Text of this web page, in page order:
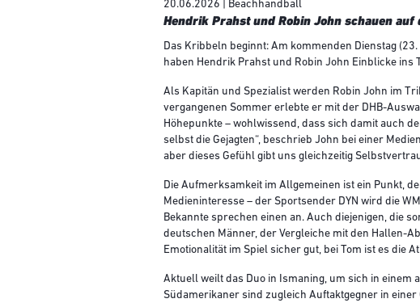
20.06.2026 | Beachhandball
Hendrik Prahst und Robin John schauen auf
Das Kribbeln beginnt: Am kommenden Dienstag
haben Hendrik Prahst und Robin John Einblicke
Als Kapitän und Spezialist werden Robin John im
vergangenen Sommer erlebte er mit der DHB-
Höhepunkte – wohlwissend, dass sich damit auch
selbst die Gejagten“, beschrieb John bei einer
aber dieses Gefühl gibt uns gleichzeitig
Die Aufmerksamkeit im Allgemeinen ist ein Punkt,
Medieninteresse – der Sportsender DYN wird die
Bekannte sprechen einen an. Auch diejenigen, die
deutschen Männer, der Vergleiche mit den Hallen-
Emotionalität im Spiel sicher gut, bei Tom ist es die
Aktuell weilt das Duo in Ismaning, um sich in einem
Südamerikaner sind zugleich Auftaktgegner in einer